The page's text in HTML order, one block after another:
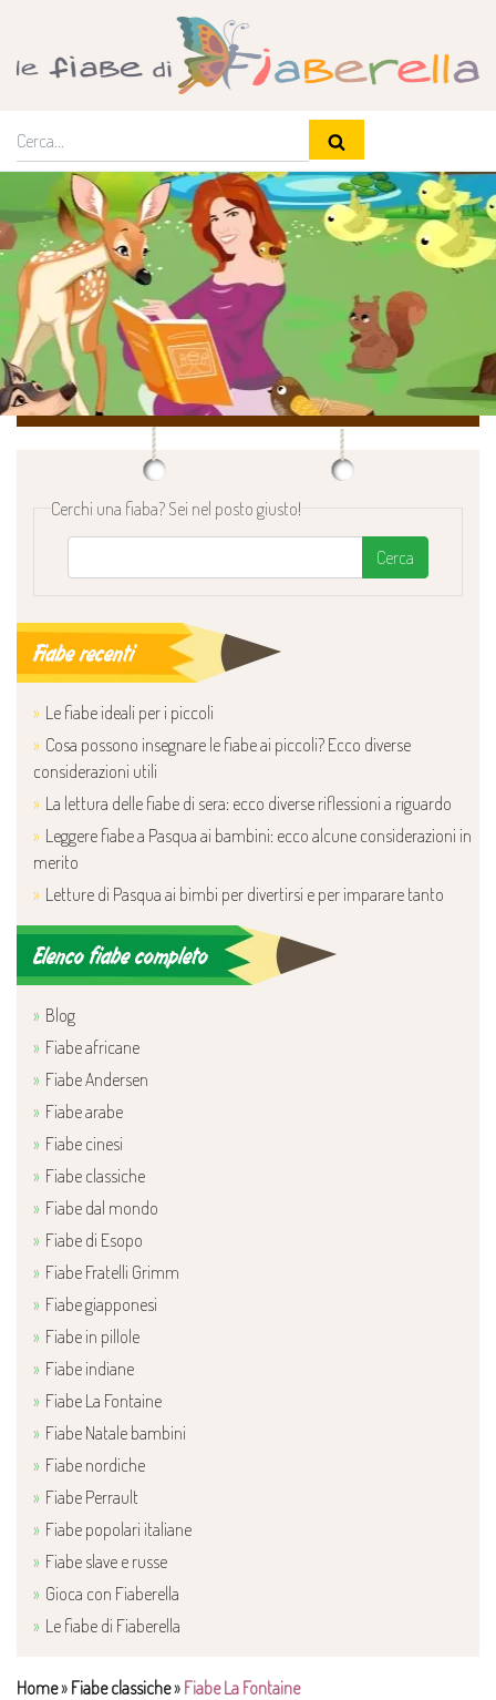
Home» Fiabe classiche» Fiabe La Fontaine
Cerchi una fiaba? Sei nel posto giusto!
Cerca
Fiabe recenti
Le fiabe ideali per i piccoli
Cosa possono insegnare le fiabe ai piccoli? Ecco diverse
considerazioni utili
La lettura delle fiabe di sera: ecco diverse riflessioni a riguardo
Leggere fiabe a Pasqua ai bambini: ecco alcune considerazioni in
merito
Letture di Pasqua ai bimbi per divertirsi e per imparare tanto
Elenco fiabe completo
Blog
Fiabe africane
Fiabe Andersen
Fiabe arabe
Fiabe cinesi
Fiabe classiche
Fiabe dal mondo
Fiabe di Esopo
Fiabe Fratelli Grimm
Fiabe giapponesi
Fiabe in pillole
Fiabe indiane
Fiabe La Fontaine
Fiabe Natale bambini
Fiabe nordiche
Fiabe Perrault
Fiabe popolari italiane
Fiabe slave e russe
Gioca con Fiaberella
Le fiabe di Fiaberella